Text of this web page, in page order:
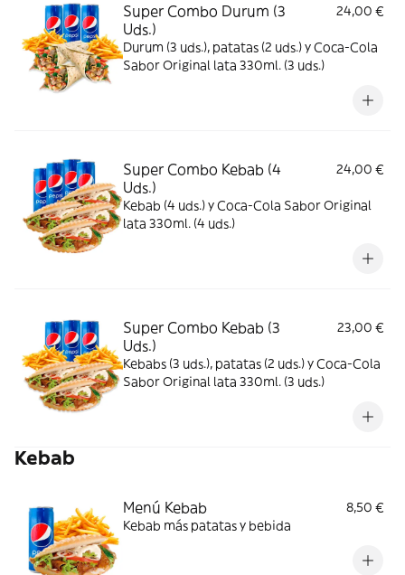
Super Combo Durum (3
Uds.)
24,00 €
Durum (3 uds.), patatas (2 uds.) y Coca-Cola
Sabor Original lata 330ml. (3 uds.)
Super Combo Kebab (4
Uds.)
24,00 €
Kebab (4 uds.) y Coca-Cola Sabor Original
lata 330ml. (4 uds.)
Super Combo Kebab (3
Uds.)
23,00 €
Kebabs (3 uds.), patatas (2 uds.) y Coca-Cola
Sabor Original lata 330ml. (3 uds.)
Kebab
Menú Kebab
8,50 €
Kebab más patatas y bebida